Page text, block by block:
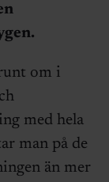
om i
med hela
man på de
än mer